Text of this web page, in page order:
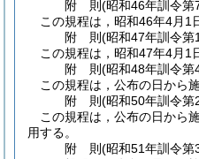
附 則(昭和46年訓令第
この規程は，昭和46年4月1
附 則(昭和47年訓令第
この規程は，昭和47年4月1
附 則(昭和48年訓令第
この規程は，公布の日から施
附 則(昭和50年訓令第
この規程は，公布の日から
用する。
附 則(昭和51年訓令第